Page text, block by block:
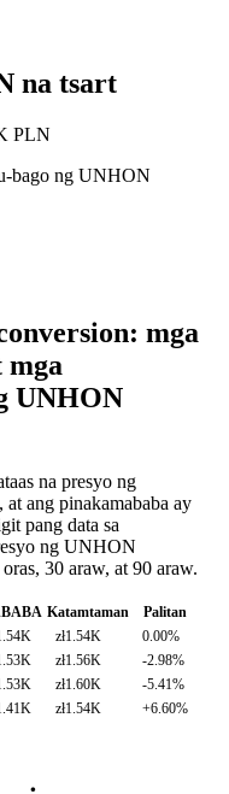
na tsart
PLN
bago ng UNHON
mga
mga
UNHON
na presyo ng
ang pinakamababa ay
pang data sa
ng UNHON
30 araw, at 90 araw.
Katamtaman
Palitan
zł1.54K
0.00%
zł1.56K
-2.98%
zł1.60K
-5.41%
zł1.54K +6.60%